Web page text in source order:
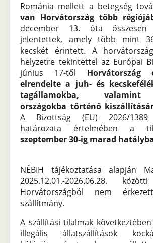
Románia mellett a betegség
van Horvátország több
december 13. óta
jelentettek, amely több mint
kecskét érintett. A
helyzetre tekintettel az Európai
június 17-től Horvátország
elrendelte a juh- és
tagállamokba, valamint
országokba történő
A Bizottság (EU) 2026/1389
határozata értelmében a
szeptember 30-ig marad
NÉBIH tájékoztatása alapján
2025.12.01.-2026.06.28.
Horvátországból nem
szállítmány.
A szállítási tilalmak
illegális állatszállítások